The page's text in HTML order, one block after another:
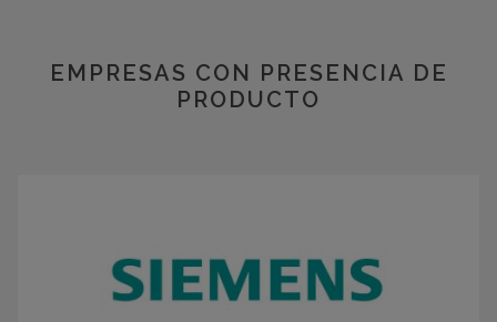
EMPRESAS CON PRESENCIA DE
PRODUCTO